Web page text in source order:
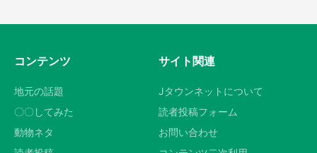
コンテンツ
地元の話題
〇〇してみた
動物ネタ
サイト関連
Jタウンネットについて
読者投稿フォーム
お問い合わせ